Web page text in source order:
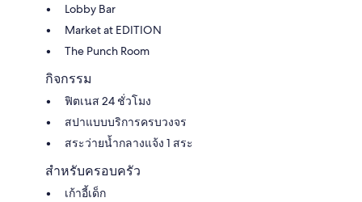
Lobby Bar
Market at EDITION
The Punch Room
กิจกรรม
ฟิตเนส 24 ชั่วโมง
สปาแบบบริการครบวงจร
สระว่ายน้ำกลางแจ้ง 1 สระ
สำหรับครอบครัว
เก้าอี้เด็ก